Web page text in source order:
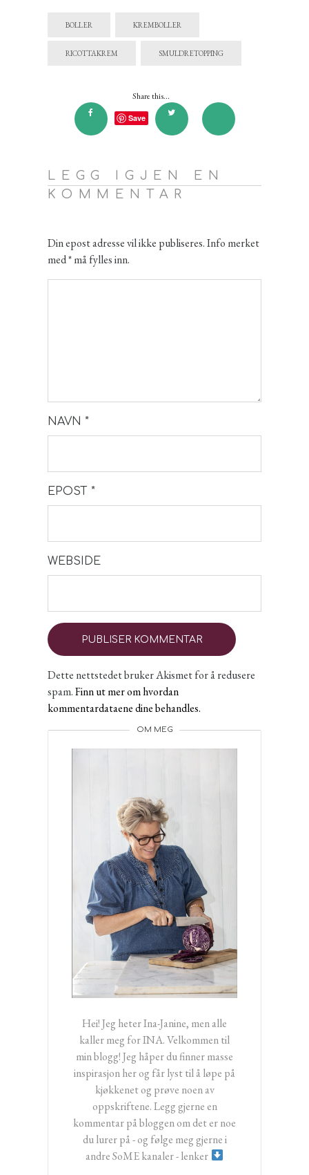
BOLLER KREMBOLLER
RICOTTAKREM SMULDRETOPPING
Share this...
Save
LEGG IGJEN EN
KOMMENTAR
Din epost adresse vil ikke publiseres. Info merket
med * må fylles inn.
NAVN *
EPOST *
WEBSIDE
Dette nettstedet bruker Akismet for å redusere
spam.Finn ut mer om hvordan
kommentardataene dine behandles.
OM MEG
Hei! Jeg heter Ina-Janine, men alle
kaller meg for INA. Velkommen til
min blogg! Jeg håper du finner masse
inspirasjon her og får lyst til å løpe på
kjøkkenet og prøve noen av
oppskriftene. Legg gjerne en
kommentar på bloggen om det er noe
du lurer på - og følge meg gjerne i
andre SoME kanaler - lenker